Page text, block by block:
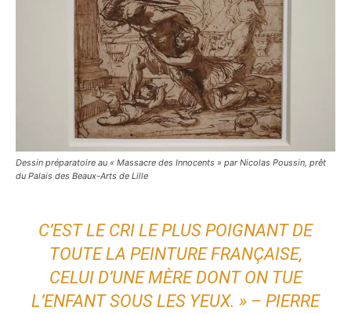
Dessin préparatoire au « Massacre des Innocents » par Nicolas Poussin, prêt
du Palais des Beaux-Arts de Lille
C’EST LE CRI LE PLUS POIGNANT DE
TOUTE LA PEINTURE FRANÇAISE,
CELUI D’UNE MÈRE DONT ON TUE
L’ENFANT SOUS LES YEUX. » – PIERRE